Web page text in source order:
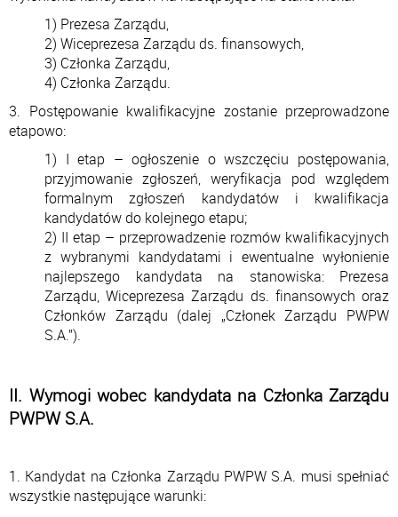
1) Prezesa Zarządu,
2) Wiceprezesa Zarządu ds. finansowych,
3) Członka Zarządu,
4) Członka Zarządu.
3. Postępowanie kwalifikacyjne zostanie przeprowadzone
etapowo:
1) I etap – ogłoszenie o wszczęciu postępowania,
przyjmowanie zgłoszeń, weryfikacja pod względem
formalnym zgłoszeń kandydatów i kwalifikacja
kandydatów do kolejnego etapu;
2) II etap – przeprowadzenie rozmów kwalifikacyjnych
z wybranymi kandydatami i ewentualne wyłonienie
najlepszego kandydata na stanowiska: Prezesa
Zarządu, Wiceprezesa Zarządu ds. finansowych oraz
Członków Zarządu (dalej „Członek Zarządu PWPW
S.A.”).
II. Wymogi wobec kandydata na Członka Zarządu
PWPW S.A.
1. Kandydat na Członka Zarządu PWPW S.A. musi spełniać
wszystkie następujące warunki: